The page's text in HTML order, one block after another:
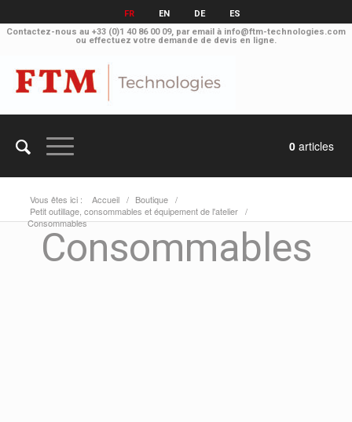
FR EN DE
ES
Contactez-nous au +33 (0)1 40 86 00 09, par email à info@ftm-technologies.com
ou effectuez votre demande de devis en ligne.
0 articles
Vous êtes ici : Accueil / Boutique /
Petit outillage, consommables et équipement de l'atelier /
Consommables
Consommables